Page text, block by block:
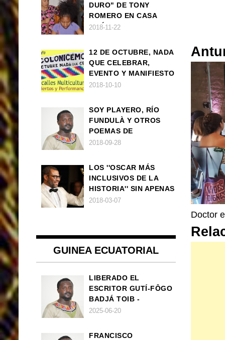
Doctor
DURO" DE TONY
ROMERO EN CASA
AMÉRICA
2018-11-22
12 DE OCTUBRE, NADA
QUE CELEBRAR,
EVENTO Y MANIFIESTO
2018-10-10
SOY PLAYERO, RÍO
FUNDULÀ Y OTROS
POEMAS DE
FRANCISCO
2018-09-28
LOS ''OSCAR MÁS
INCLUSIVOS DE LA
HISTORIA'' SIN APENAS
TRIUNFOS AFRO
2018-03-07
GUINEA ECUATORIAL
LIBERADO EL
ESCRITOR GUTÍ-FÔGO
BADJÁ TOIB -
FRANCISCO
2025-06-20
FRANCISCO